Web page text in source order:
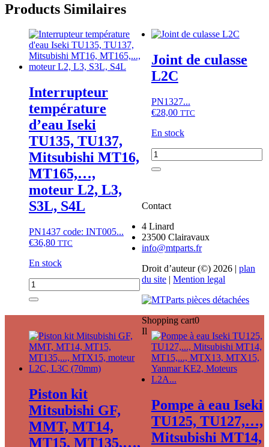
Products Similaires
Interrupteur
température
d’eau Iseki
TU135, TU137,
Mitsubishi MT16,
MT165,…,
moteur L2, L3,
S3L, S4L
PN1437 code: INT005...
€36,80 TTC
En stock
quantité
de
Interrupteur
température
Iseki
TU135,
TU137,
Mitsubishi
MT165,...,
moteur
L2,
L3,
S3L,
Joint de culasse
L2C
PN1327...
€28,00 TTC
En stock
quantité
de
Joint
L2C
Piston kit
Mitsubishi GF,
MMT, MT14,
MT15, MT135,…,
Pompe à eau Iseki
TU125, TU127,…,
Mitsubishi MT14,
Contact
4 Linard
23500 Clairavaux
info@mtparts.fr
Droit d’auteur (©) 2026 |plan
du site |Mention legal
Shopping cart0
Il